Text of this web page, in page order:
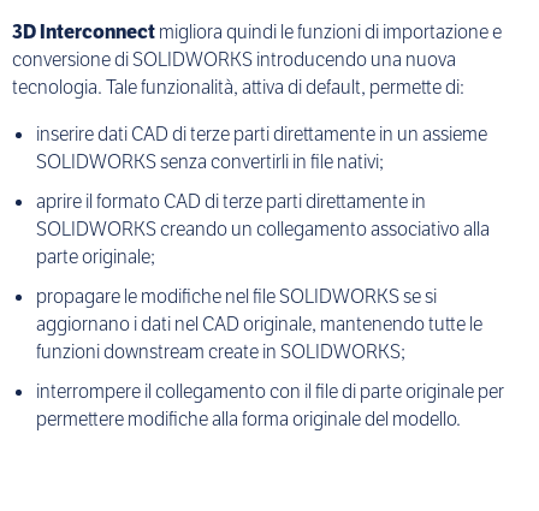
3D Interconnectmigliora quindi le funzioni di importazione e
conversione di SOLIDWORKS introducendo una nuova
tecnologia. Tale funzionalità, attiva di default, permette di:
inserire dati CAD di terze parti direttamente in un assieme
SOLIDWORKS senza convertirli in file nativi;
aprire il formato CAD di terze parti direttamente in
SOLIDWORKS creando un collegamento associativo alla
parte originale;
propagare le modifiche nel file SOLIDWORKS se si
aggiornano i dati nel CAD originale, mantenendo tutte le
funzioni downstream create in SOLIDWORKS;
interrompere il collegamento con il file di parte originale per
permettere modifiche alla forma originale del modello.